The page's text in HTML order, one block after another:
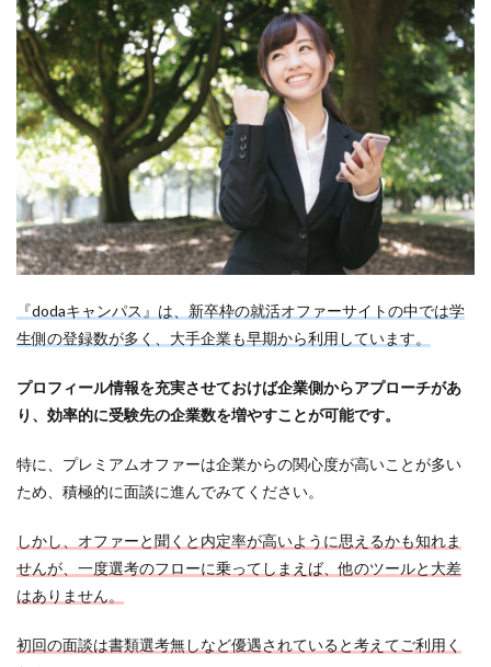
『dodaキャンパス』は、新卒枠の就活オファーサイトの中では学
生側の登録数が多く、大手企業も早期から利用しています。
プロフィール情報を充実させておけば企業側からアプローチがあ
り、効率的に受験先の企業数を増やすことが可能です。
特に、プレミアムオファーは企業からの関心度が高いことが多い
ため、積極的に面談に進んでみてください。
しかし、オファーと聞くと内定率が高いように思えるかも知れま
せんが、一度選考のフローに乗ってしまえば、他のツールと大差
はありません。
初回の面談は書類選考無しなど優遇されていると考えてご利用く